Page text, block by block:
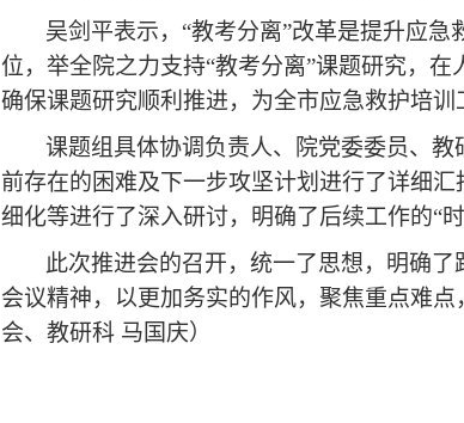
吴剑平表示， “教考分离”改革是提升应
位，举全院之力支持“教考分离”课题研究，
确保课题研究顺利推进，为全市应急救护培训
课题组具体协调负责人、院党委委员、
前存在的困难及下一步攻坚计划进行了详细
细化等进行了深入研讨，明确了后续工作的“
此次推进会的召开，统一了思想，明确
会议精神，以更加务实的作风，聚焦重点难
会、教研科 马国庆）